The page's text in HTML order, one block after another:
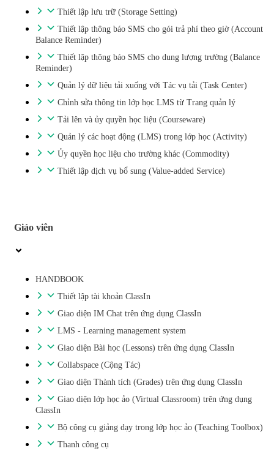
Thiết lập lưu trữ (Storage Setting)
Thiết lập thông báo SMS cho gói trả phí theo giờ (Account
Balance Reminder)
Thiết lập thông báo SMS cho dung lượng trường (Balance
Reminder)
Quản lý dữ liệu tải xuống với Tác vụ tải (Task Center)
Chỉnh sửa thông tin lớp học LMS từ Trang quản lý
Tải lên và ủy quyền học liệu (Courseware)
Quản lý các hoạt động (LMS) trong lớp học (Activity)
Ủy quyền học liệu cho trường khác (Commodity)
Thiết lập dịch vụ bổ sung (Value-added Service)
Giáo viên
HANDBOOK
Thiết lập tài khoản ClassIn
Giao diện IM Chat trên ứng dụng ClassIn
LMS - Learning management system
Giao diện Bài học (Lessons) trên ứng dụng ClassIn
Collabspace (Cộng Tác)
Giao diện Thành tích (Grades) trên ứng dụng ClassIn
Giao diện lớp học ảo (Virtual Classroom) trên ứng dụng
ClassIn
Bộ công cụ giảng dạy trong lớp học ảo (Teaching Toolbox)
Thanh công cụ